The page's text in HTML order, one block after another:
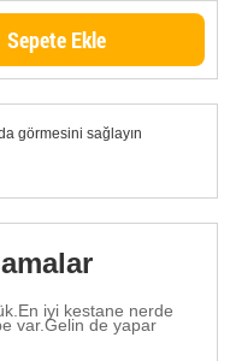
Sepete Ekle
görmesini sağlayın
iyi kestane nerde
var.Gelin de yapar